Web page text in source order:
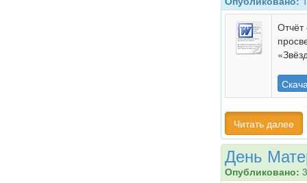
Отчёт
Читать далее
День
Опубликовано: